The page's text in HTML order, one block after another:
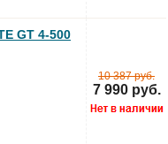
GT 4-500
10 387 руб.
7 990 руб.